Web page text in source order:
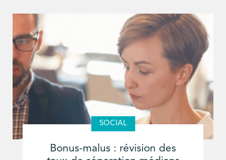
SOCIAL
Bonus-malus : révision des